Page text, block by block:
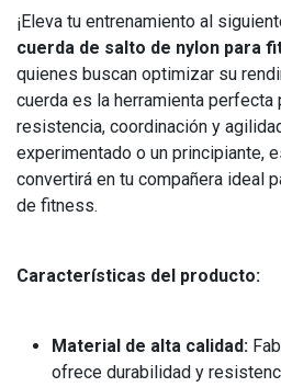
¡Eleva tu entrenamiento al
cuerda de salto de nylon para
quienes buscan optimizar su
cuerda es la herramienta perfecta
resistencia, coordinación y
experimentado o un principiante,
convertirá en tu compañera ideal
de fitness.
Características del producto:
Material de alta calidad:
ofrece durabilidad y